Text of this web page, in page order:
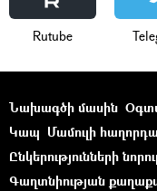
Rutube
Նախագծի մասին
Կապ Մամուլի
Ընկերությունների
Գաղտնիության